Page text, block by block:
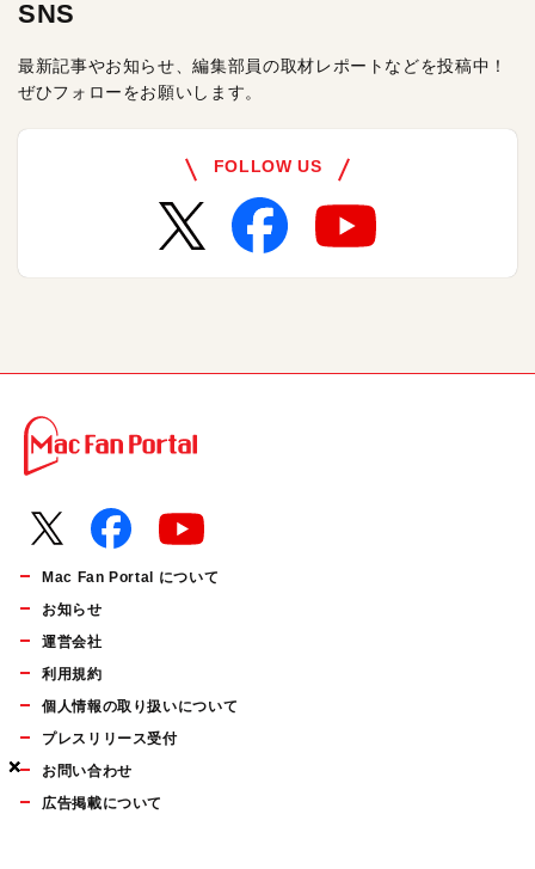
×
×
×
SNS
最新記事やお知らせ、編集部員の取材レポートなどを投稿中！
ぜひフォローをお願いします。
FOLLOW US
Mac Fan Portal について
お知らせ
運営会社
利用規約
個人情報の取り扱いについて
プレスリリース受付
お問い合わせ
広告掲載について